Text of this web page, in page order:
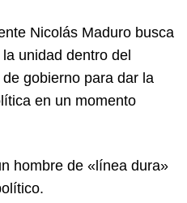
Nicolás Maduro busca
unidad dentro del
gobierno para dar la
en un momento
hombre de «línea dura»